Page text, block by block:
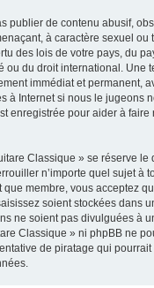
publier de contenu abusif,
à caractère sexuel ou
des lois de votre pays, du
ou du droit international. Une
immédiat et permanent,
à Internet si nous le jugeons
enregistrée pour aider à faire
Classique » se réserve le
n’importe quel sujet à
que membre, vous acceptez
soient stockées dans
ne soient pas divulguées à
Classique » ni phpBB ne
de piratage qui